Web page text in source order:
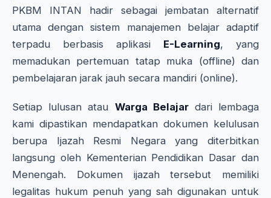
PKBM INTAN hadir sebagai jembatan alternatif
utama dengan sistem manajemen belajar adaptif
terpadu berbasis aplikasi E-Learning, yang
memadukan pertemuan tatap muka (offline) dan
pembelajaran jarak jauh secara mandiri (online).
Setiap lulusan atau Warga Belajardari lembaga
kami dipastikan mendapatkan dokumen kelulusan
berupa Ijazah Resmi Negara yang diterbitkan
langsung oleh Kementerian Pendidikan Dasar dan
Menengah. Dokumen ijazah tersebut memiliki
legalitas hukum penuh yang sah digunakan untuk